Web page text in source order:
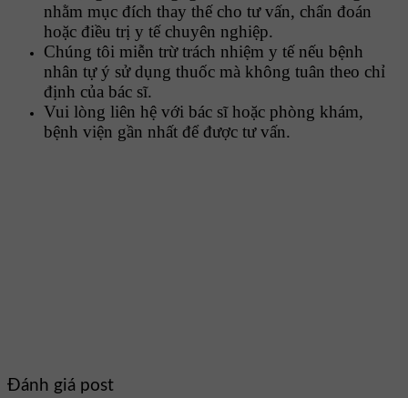
nhằm mục đích thay thế cho tư vấn, chẩn đoán
hoặc điều trị y tế chuyên nghiệp.
Chúng tôi miễn trừ trách nhiệm y tế nếu bệnh
nhân tự ý sử dụng thuốc mà không tuân theo chỉ
định của bác sĩ.
Vui lòng liên hệ với bác sĩ hoặc phòng khám,
bệnh viện gần nhất để được tư vấn.
Đánh giá post